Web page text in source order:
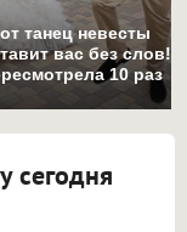
танец невесты
вас без слов!
10 раз
сегодня